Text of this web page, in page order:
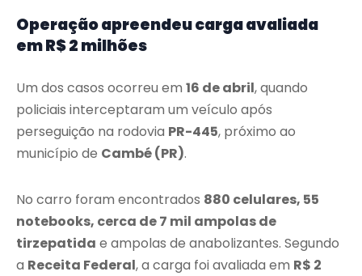
Operação apreendeu carga avaliada
em R$ 2 milhões
Um dos casos ocorreu em 16 de abril, quando
policiais interceptaram um veículo após
perseguição na rodovia PR-445, próximo ao
município de Cambé (PR).
No carro foram encontrados 880 celulares, 55
notebooks, cerca de 7 mil ampolas de
tirzepatida e ampolas de anabolizantes. Segundo
a Receita Federal, a carga foi avaliada em R$ 2